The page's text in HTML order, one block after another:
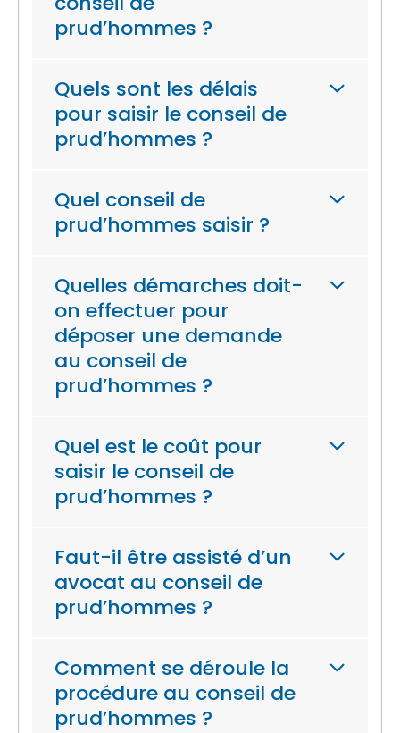
prud’hommes ?
Quels sont les délais
pour saisir le conseil de
prud’hommes ?
Quel conseil de
prud’hommes saisir ?
Quelles démarches doit-
on effectuer pour
déposer une demande
au conseil de
prud’hommes ?
Quel est le coût pour
saisir le conseil de
prud’hommes ?
Faut-il être assisté d’un
avocat au conseil de
prud’hommes ?
Comment se déroule la
procédure au conseil de
prud’hommes ?